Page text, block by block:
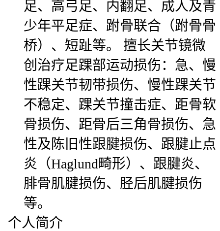
足、高弓足、内翻足、成人及青
少年平足症、跗骨联合（跗骨骨
桥）、短趾等。 擅长关节镜微
创治疗足踝部运动损伤：急、慢
性踝关节韧带损伤、慢性踝关节
不稳定、踝关节撞击症、距骨软
骨损伤、距骨后三角骨损伤、急
性及陈旧性跟腱损伤、跟腱止点
炎（Haglund畸形）、跟腱炎、
腓骨肌腱损伤、胫后肌腱损伤
等。
个人简介